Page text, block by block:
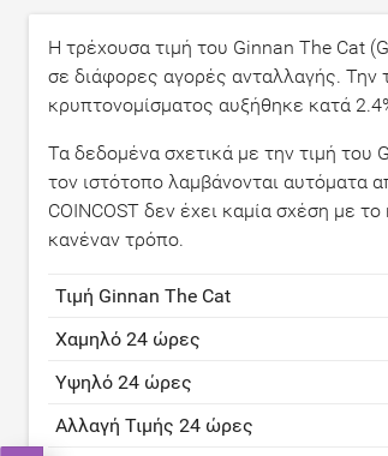
Η τρέχουσα τιμή του Ginnan The Cat
σε διάφορες αγορές ανταλλαγής. Την
κρυπτονομίσματος αυξήθηκε κατά 2.4
Τα δεδομένα σχετικά με την τιμή του
τον ιστότοπο λαμβάνονται αυτόματα
COINCOST δεν έχει καμία σχέση με
κανέναν τρόπο.
Τιμή Ginnan The Cat
Χαμηλό 24 ώρες
Υψηλό 24 ώρες
Αλλαγή Τιμής 24 ώρες